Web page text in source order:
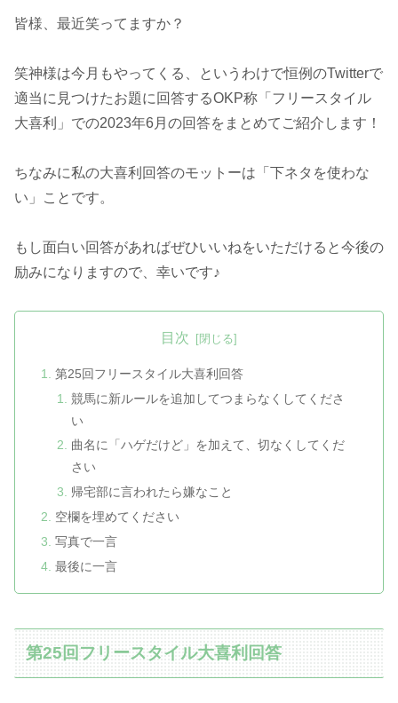
皆様、最近笑ってますか？
笑神様は今月もやってくる、というわけで恒例のTwitterで
適当に見つけたお題に回答するOKP称「フリースタイル
大喜利」での2023年6月の回答をまとめてご紹介します！
ちなみに私の大喜利回答のモットーは「下ネタを使わな
い」ことです。
もし面白い回答があればぜひいいねをいただけると今後の
励みになりますので、幸いです♪
目次
第25回フリースタイル大喜利回答
競馬に新ルールを追加してつまらなくしてくださ
い
曲名に「ハゲだけど」を加えて、切なくしてくだ
さい
帰宅部に言われたら嫌なこと
空欄を埋めてください
写真で一言
最後に一言
第25回フリースタイル大喜利回答